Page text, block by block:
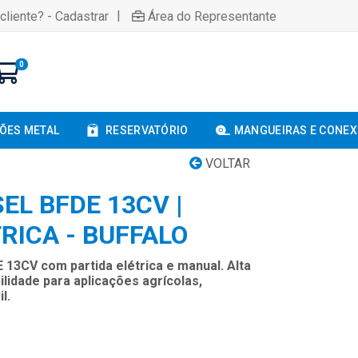
- Cadastrar | Área do Representante
0
METAL RESERVATÓRIO MANGUEIRAS E
VOLTAR
BFDE 13CV |
- BUFFALO
13CV com partida elétrica e manual. Alta
para aplicações agrícolas,